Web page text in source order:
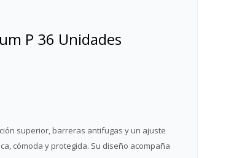
P 36 Unidades
superior, barreras antifugas y un ajuste
cómoda y protegida. Su diseño acompaña